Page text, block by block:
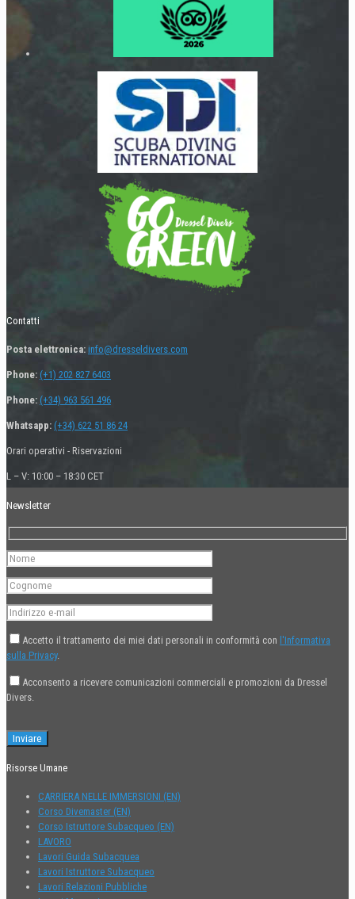
Contatti
Posta elettronica: info@dresseldivers.com
Phone: (+1) 202 827 6403
Phone: (+34) 963 561 496
Whatsapp: (+34) 622 51 86 24
Orari operativi - Riservazioni
L – V: 10:00 – 18:30 CET
Newsletter
Accetto il trattamento dei miei dati personali in conformità con l'Informativa
sulla Privacy.
Acconsento a ricevere comunicazioni commerciali e promozioni da Dressel
Divers.
Risorse Umane
CARRIERA NELLE IMMERSIONI (EN)
Corso Divemaster (EN)
Corso Istruttore Subacqueo (EN)
LAVORO
Lavori Guida Subacquea
Lavori Istruttore Subacqueo
Lavori Relazioni Pubbliche